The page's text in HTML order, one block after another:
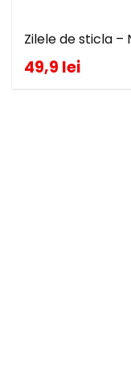
Zilele de sticla
49,9 lei